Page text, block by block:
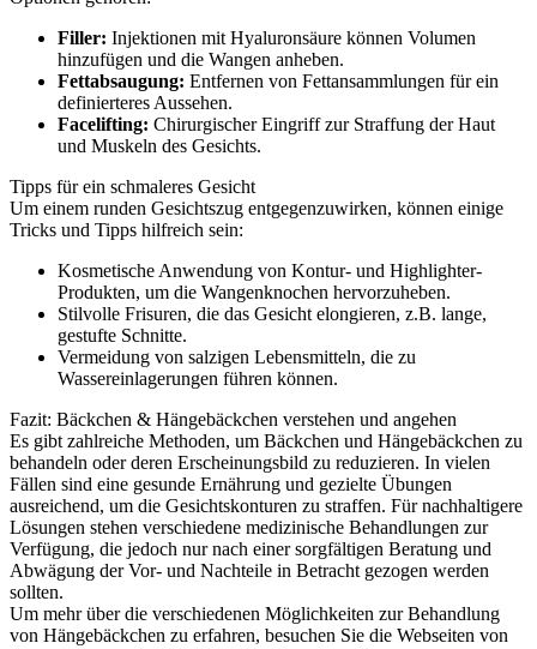
Filler: Injektionen mit Hyaluronsäure können Volumen
hinzufügen und die Wangen anheben.
Fettabsaugung: Entfernen von Fettansammlungen für ein
definierteres Aussehen.
Facelifting: Chirurgischer Eingriff zur Straffung der Haut
und Muskeln des Gesichts.
Tipps für ein schmaleres Gesicht
Um einem runden Gesichtszug entgegenzuwirken, können einige
Tricks und Tipps hilfreich sein:
Kosmetische Anwendung von Kontur- und Highlighter-
Produkten, um die Wangenknochen hervorzuheben.
Stilvolle Frisuren, die das Gesicht elongieren, z.B. lange,
gestufte Schnitte.
Vermeidung von salzigen Lebensmitteln, die zu
Wassereinlagerungen führen können.
Fazit: Bäckchen & Hängebäckchen verstehen und angehen
Es gibt zahlreiche Methoden, um Bäckchen und Hängebäckchen zu
behandeln oder deren Erscheinungsbild zu reduzieren. In vielen
Fällen sind eine gesunde Ernährung und gezielte Übungen
ausreichend, um die Gesichtskonturen zu straffen. Für nachhaltigere
Lösungen stehen verschiedene medizinische Behandlungen zur
Verfügung, die jedoch nur nach einer sorgfältigen Beratung und
Abwägung der Vor- und Nachteile in Betracht gezogen werden
sollten.
Um mehr über die verschiedenen Möglichkeiten zur Behandlung
von Hängebäckchen zu erfahren, besuchen Sie die Webseiten von